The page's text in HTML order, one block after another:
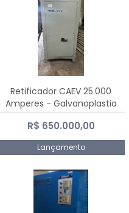
Retificador CAEV 25.000
Amperes - Galvanoplastia
R$ 650.000,00
Lançamento